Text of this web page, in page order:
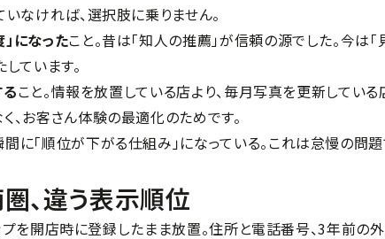
なければ、選択肢に乗りません。
になったこと。昔は「知人の推薦」が信頼の源でした。今は
ています。
こと。情報を放置している店より、毎月写真を更新している
、お客さん体験の最適化のためです。
に「順位が下がる仕組み」になっている。これは怠慢の問
、違う表示順位
を開店時に登録したまま放置。住所と電話番号、3年前の